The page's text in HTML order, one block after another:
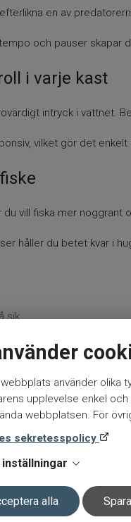
webbplats använder olika
upplevelse enkel
webbplatsen. För
sekretesspolicy
inställningar
alla
en av
och pauser skapar
i varje kast
intryck i vattnet.
vilket gör det
vill fiska mer
håller du betet kvar i
sik
Line Thru Whitefish MS